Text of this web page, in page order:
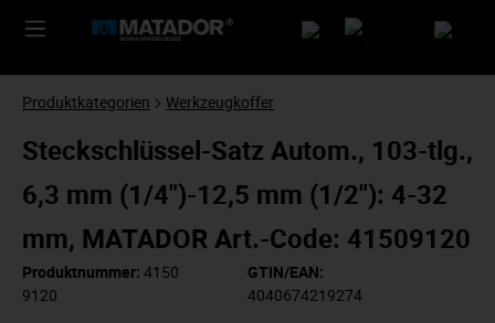
Produktkategorien Werkzeugkoffer
Steckschlüssel-Satz Autom., 103-tlg.,
6,3 mm (1/4")-12,5 mm (1/2"): 4-32
mm, MATADOR Art.-Code: 41509120
Produktnummer: 4150
9120
GTIN/EAN:
4040674219274